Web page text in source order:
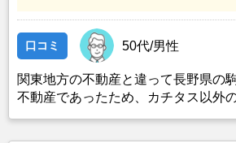
口コミ 50代/男性
関東地方の不動産と違って長野県の
不動産であったため、カチタス以外